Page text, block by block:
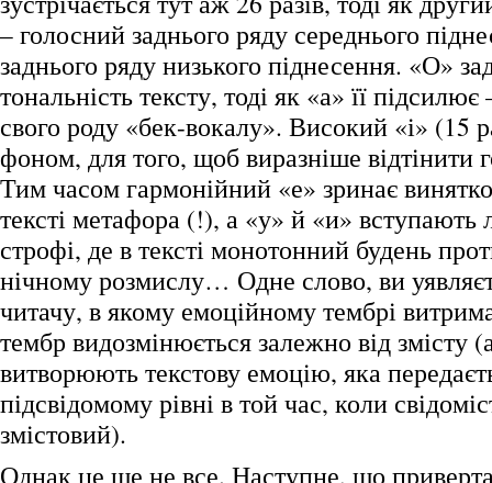
– голосний заднього ряду середнього
заднього ряду низького піднесення. «О»
тональність тексту, тоді як «а» її
свого роду «бек-вокалу». Високий «і» (15
фоном, для того, щоб виразніше відтінити
Тим часом гармонійний «е» зринає
тексті метафора (!), а «у» й «и» вступають
строфі, де в тексті монотонний будень
нічному розмислу… Одне слово, ви
читачу, в якому емоційному тембрі
тембр видозмінюється залежно від змісту
витворюють текстову емоцію, яка
підсвідомому рівні в той час, коли
змістовий).
Однак це ще не все. Наступне, що